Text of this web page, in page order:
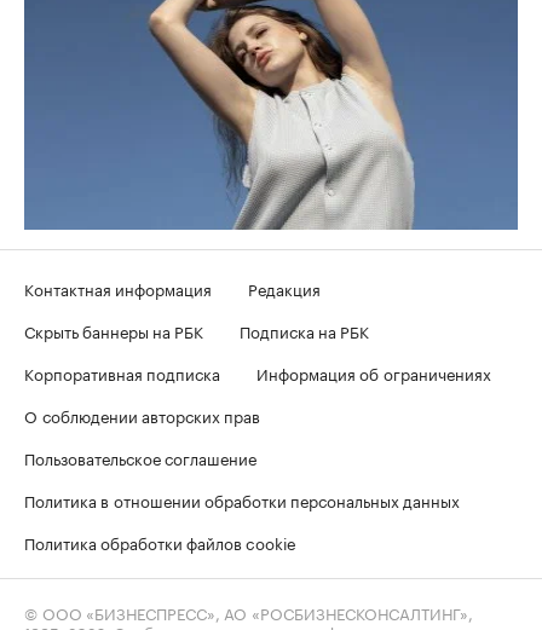
Контактная информация
Редакция
Скрыть баннеры на РБК
Подписка на РБК
Корпоративная подписка
Информация об ограничениях
О соблюдении авторских прав
Пользовательское соглашение
Политика в отношении обработки персональных данных
Политика обработки файлов cookie
© ООО «БИЗНЕСПРЕСС», АО «РОСБИЗНЕСКОНСАЛТИНГ»,